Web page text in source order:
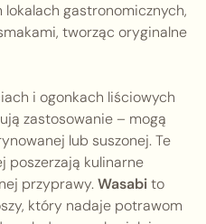
gastronomicznych,
tworząc oryginalne
i ogonkach liściowych
zastosowanie – mogą
lub suszonej. Te
poszerzają kulinarne
przyprawy.Wasabito
który nadaje potrawom